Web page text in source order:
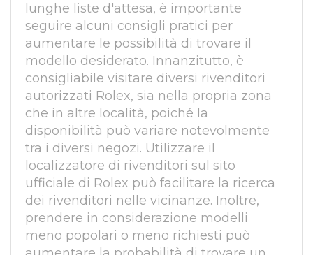
lunghe liste d'attesa, è importante
seguire alcuni consigli pratici per
aumentare le possibilità di trovare il
modello desiderato. Innanzitutto, è
consigliabile visitare diversi rivenditori
autorizzati Rolex, sia nella propria zona
che in altre località, poiché la
disponibilità può variare notevolmente
tra i diversi negozi. Utilizzare il
localizzatore di rivenditori sul sito
ufficiale di Rolex può facilitare la ricerca
dei rivenditori nelle vicinanze. Inoltre,
prendere in considerazione modelli
meno popolari o meno richiesti può